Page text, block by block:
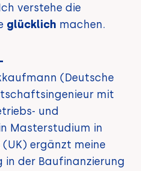
verstehe die
glücklich machen.
(Deutsche
mit
und
Masterstudium in
ergänzt meine
in der Baufinanzierung